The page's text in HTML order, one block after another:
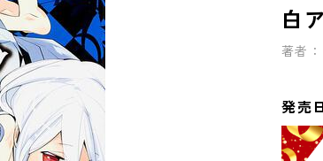
白
著者：
発売日